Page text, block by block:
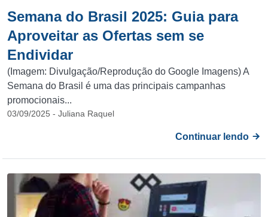
Semana do Brasil 2025: Guia para
Aproveitar as Ofertas sem se
Endividar
(Imagem: Divulgação/Reprodução do Google Imagens) A
Semana do Brasil é uma das principais campanhas
promocionais...
03/09/2025 - Juliana Raquel
Continuar lendo